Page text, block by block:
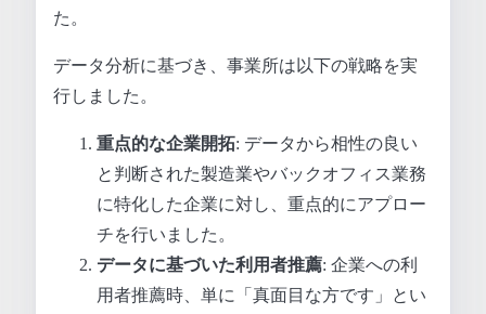
た。
データ分析に基づき、事業所は以下の戦略を実
行しました。
重点的な企業開拓: データから相性の良い
と判断された製造業やバックオフィス業務
に特化した企業に対し、重点的にアプロー
チを行いました。
データに基づいた利用者推薦: 企業への利
用者推薦時、単に「真面目な方です」とい